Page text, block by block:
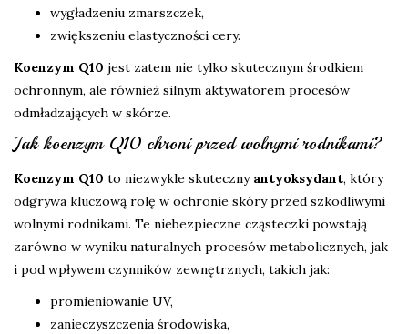
wygładzeniu zmarszczek,
zwiększeniu elastyczności cery.
Koenzym Q10 jest zatem nie tylko skutecznym środkiem
ochronnym, ale również silnym aktywatorem procesów
odmładzających w skórze.
Jak koenzym Q10 chroni przed wolnymi rodnikami?
Koenzym Q10 to niezwykle skuteczny antyoksydant, który
odgrywa kluczową rolę w ochronie skóry przed szkodliwymi
wolnymi rodnikami. Te niebezpieczne cząsteczki powstają
zarówno w wyniku naturalnych procesów metabolicznych, jak
i pod wpływem czynników zewnętrznych, takich jak:
promieniowanie UV,
zanieczyszczenia środowiska,